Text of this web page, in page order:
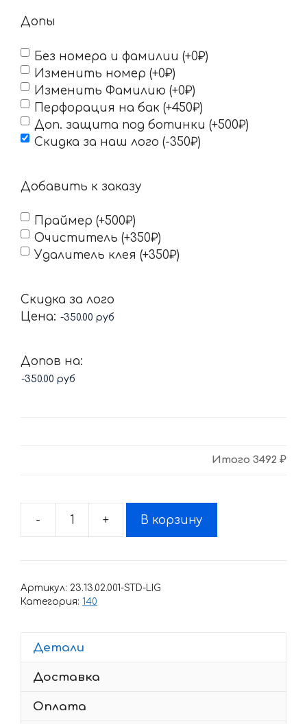
Допы
Без номера и фамилии (+0₽)
Изменить номер (+0₽)
Изменить Фамилию (+0₽)
Перфорация на бак (+450₽)
Доп. защита под ботинки (+500₽)
Скидка за наш лого (-350₽)
Добавить к заказу
Праймер (+500₽)
Очиститель (+350₽)
Удалитель клея (+350₽)
Скидка за лого
Цена:
Допов на:
Итого 3492 ₽
-
Количество
Комплект
2008-
+ В корзину
Артикул: 23.13.02.001-STD-LIG
Категория: 140
Детали
Доставка
Оплата